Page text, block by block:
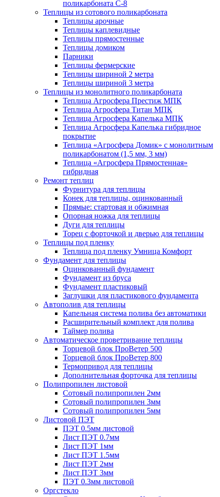
поликарбоната С-8
Теплицы из сотового поликарбоната
Теплицы арочные
Теплицы каплевидные
Теплицы прямостенные
Теплицы домиком
Парники
Теплицы фермерские
Теплицы шириной 2 метра
Теплицы шириной 3 метра
Теплицы из монолитного поликарбоната
Теплица Агросфера Престиж МПК
Теплица Агросфера Титан МПК
Теплица Агросфера Капелька МПК
Теплица Агросфера Капелька гибридное
покрытие
Теплица «Агросфера Домик» с монолитным
поликарбонатом (1,5 мм, 3 мм)
Теплица «Агросфера Прямостенная»
гибридная
Ремонт теплиц
Фурнитура для теплицы
Конек для теплицы, оцинкованный
Прямые: стартовая и обжимная
Опорная ножка для теплицы
Дуги для теплицы
Торец с форточкой и дверью для теплицы
Теплицы под пленку
Теплица под пленку Умница Комфорт
Фундамент для теплицы
Оцинкованный фундамент
Фундамент из бруса
Фундамент пластиковый
Заглушки для пластикового фундамента
Автополив для теплицы
Капельная система полива без автоматики
Расширительный комплект для полива
Таймер полива
Автоматическое проветривание теплицы
Торцевой блок ПроВетер 500
Торцевой блок ПроВетер 800
Термопривод для теплицы
Дополнительная форточка для теплицы
Полипропилен листовой
Сотовый полипропилен 2мм
Сотовый полипропилен 3мм
Сотовый полипропилен 5мм
Листовой ПЭТ
ПЭТ 0.5мм листовой
Лист ПЭТ 0.7мм
Лист ПЭТ 1мм
Лист ПЭТ 1.5мм
Лист ПЭТ 2мм
Лист ПЭТ 3мм
ПЭТ 0.3мм листовой
Оргстекло